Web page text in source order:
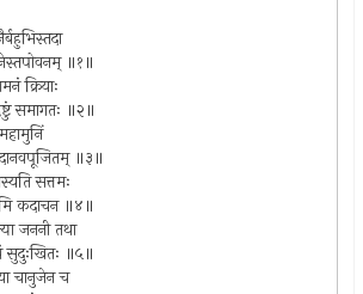
॥१॥
क्रियाः
समागतः ॥२॥
॥३॥
सत्तमः
कदाचन ॥४॥
जननी तथा
सुदुःखितः ॥५॥
चानुजेन च